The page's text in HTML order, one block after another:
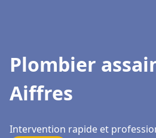
Plombier
Aiffres
Intervention rapide et